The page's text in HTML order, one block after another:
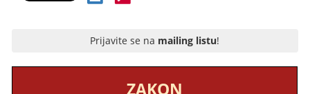
Prijavite se na mailing listu!
ZAKON